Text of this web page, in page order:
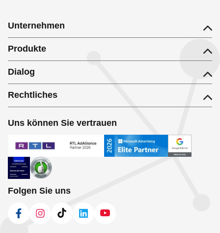
Unternehmen
Produkte
Dialog
Rechtliches
Uns können Sie vertrauen
Folgen Sie uns